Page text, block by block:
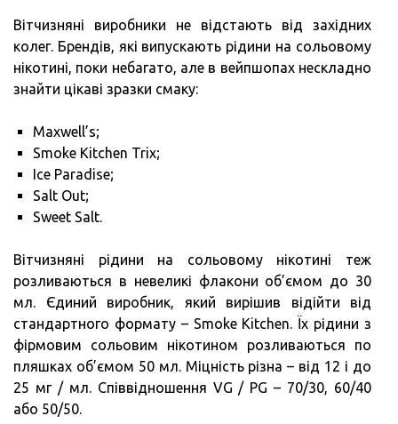
Вітчизняні виробники не відстають від західних
колег. Брендів, які випускають рідини на сольовому
нікотині, поки небагато, але в вейпшопах нескладно
знайти цікаві зразки смаку:
Maxwell’s;
Smoke Kitchen Trix;
Ice Paradise;
Salt Out;
Sweet Salt.
Вітчизняні рідини на сольовому нікотині теж
розливаються в невеликі флакони об’ємом до 30
мл. Єдиний виробник, який вирішив відійти від
стандартного формату – Smoke Kitchen. Їх рідини з
фірмовим сольовим нікотином розливаються по
пляшках об’ємом 50 мл. Міцність різна – від 12 і до
25 мг / мл. Співвідношення VG / PG – 70/30, 60/40
або 50/50.